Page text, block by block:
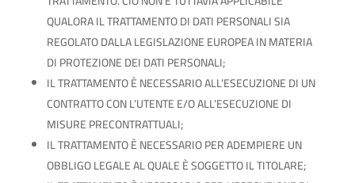
QUALORA IL TRATTAMENTO DI DATI PERSONALI SIA
REGOLATO DALLA LEGISLAZIONE EUROPEA IN MATERIA
DI PROTEZIONE DEI DATI PERSONALI;
IL TRATTAMENTO È NECESSARIO ALL’ESECUZIONE DI UN
CONTRATTO CON L’UTENTE E/O ALL’ESECUZIONE DI
MISURE PRECONTRATTUALI;
IL TRATTAMENTO È NECESSARIO PER ADEMPIERE UN
OBBLIGO LEGALE AL QUALE È SOGGETTO IL TITOLARE;